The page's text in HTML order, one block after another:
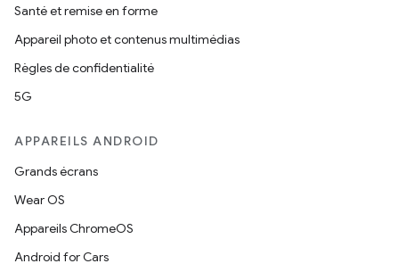
Santé et remise en forme
Appareil photo et contenus multimédias
Règles de confidentialité
5G
APPAREILS ANDROID
Grands écrans
Wear OS
Appareils ChromeOS
Android for Cars